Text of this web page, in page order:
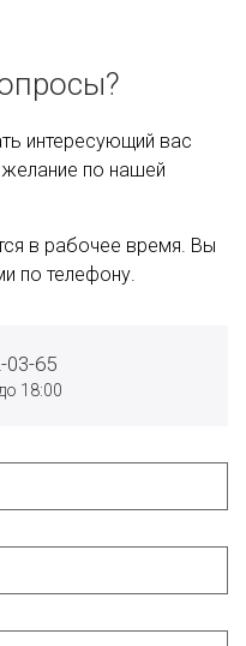
интересующий вас
по нашей
в рабочее время. Вы
по телефону.
03-65
18:00